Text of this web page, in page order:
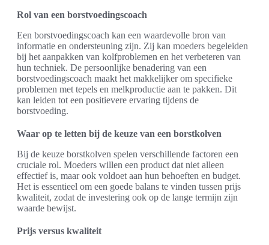
Rol van een borstvoedingscoach
Een borstvoedingscoach kan een waardevolle bron van
informatie en ondersteuning zijn. Zij kan moeders begeleiden
bij het aanpakken van kolfproblemen en het verbeteren van
hun techniek. De persoonlijke benadering van een
borstvoedingscoach maakt het makkelijker om specifieke
problemen met tepels en melkproductie aan te pakken. Dit
kan leiden tot een positievere ervaring tijdens de
borstvoeding.
Waar op te letten bij de keuze van een borstkolven
Bij de keuze borstkolven spelen verschillende factoren een
cruciale rol. Moeders willen een product dat niet alleen
effectief is, maar ook voldoet aan hun behoeften en budget.
Het is essentieel om een goede balans te vinden tussen prijs
kwaliteit, zodat de investering ook op de lange termijn zijn
waarde bewijst.
Prijs versus kwaliteit